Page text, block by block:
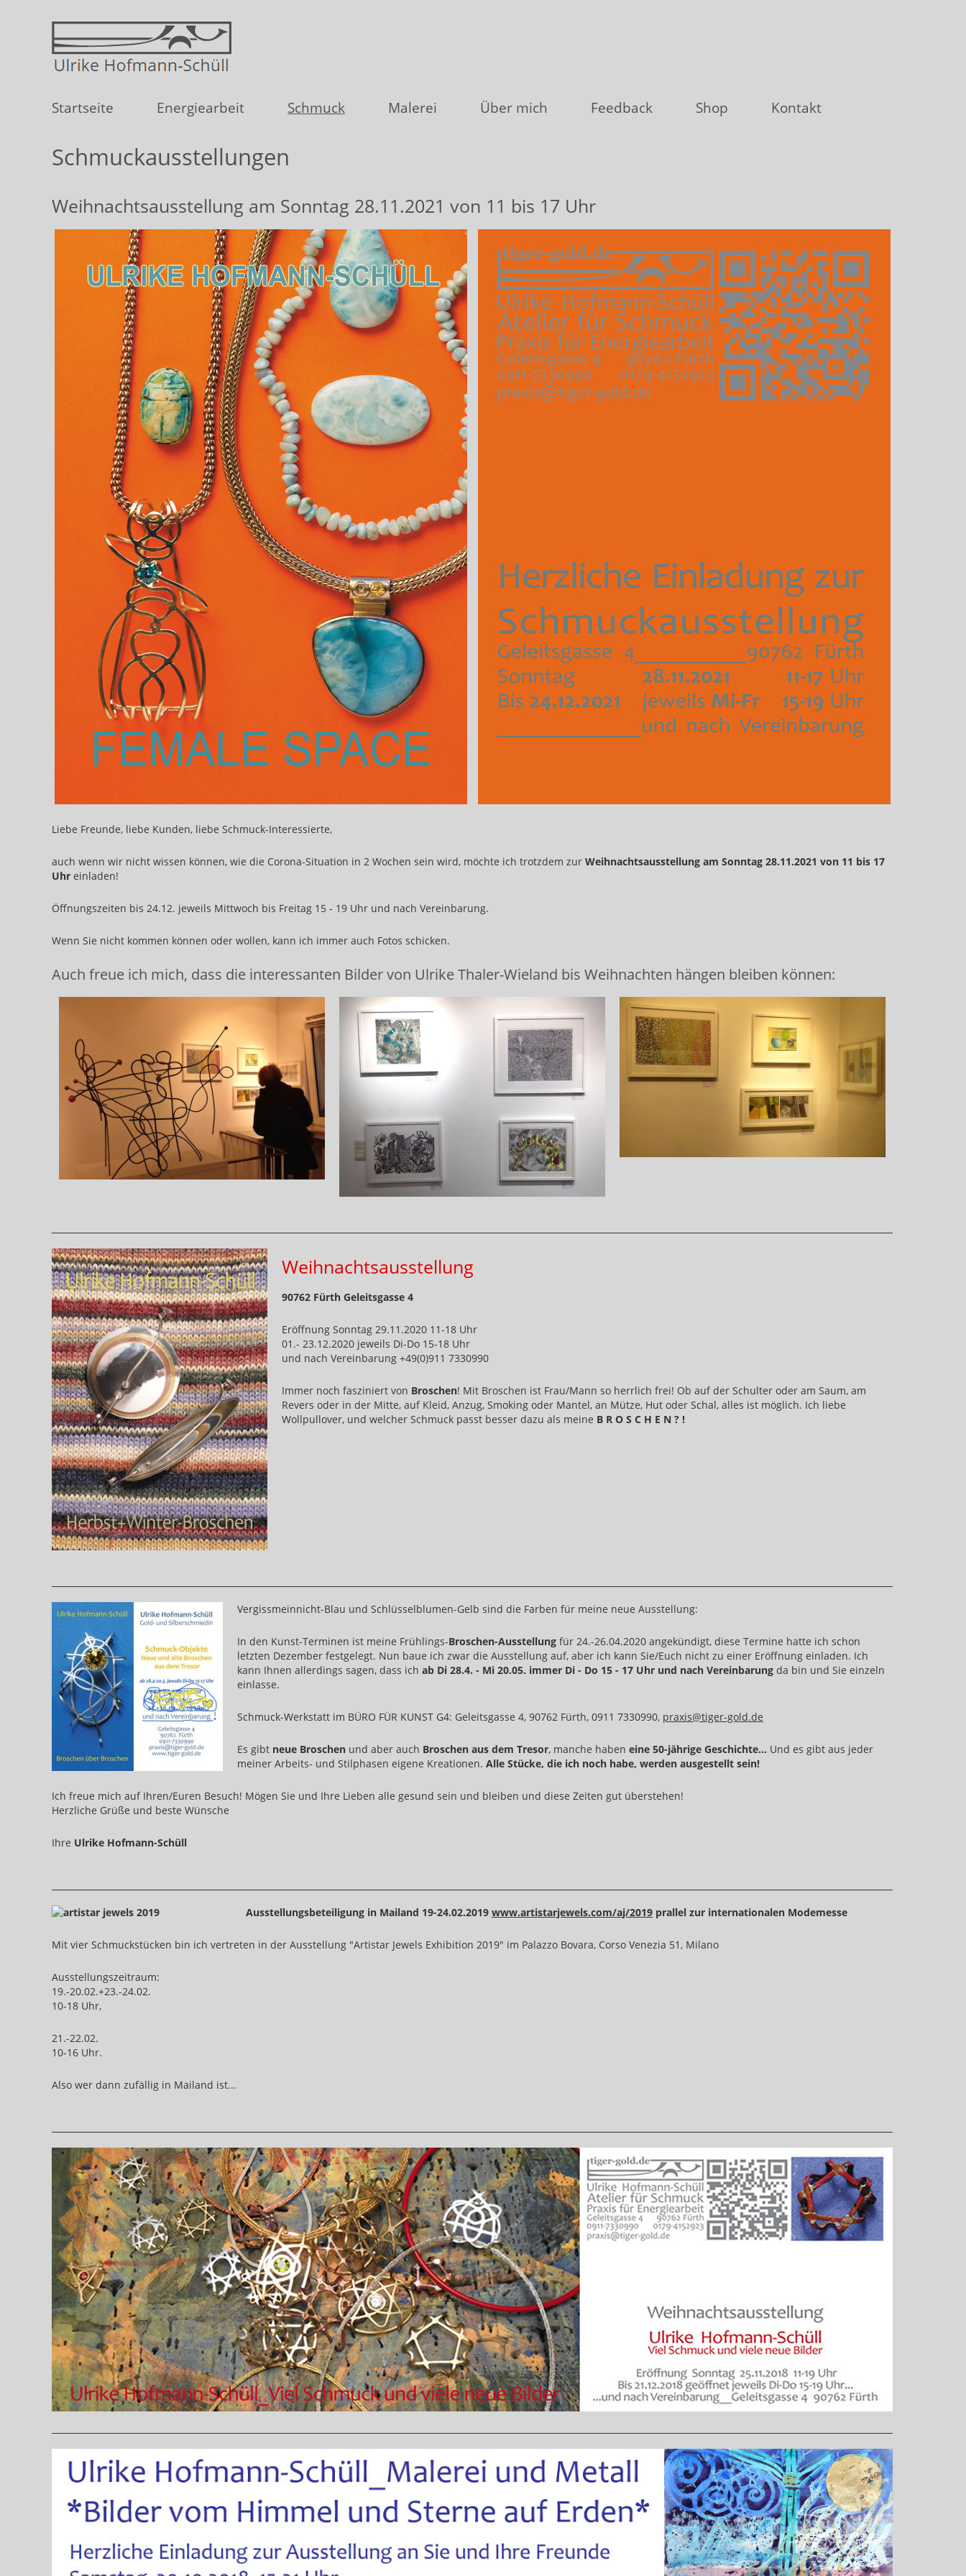
Startseite Energiearbeit Schmuck Malerei Über mich Feedback Shop Kontakt
Schmuckausstellungen
Weihnachtsausstellung am Sonntag 28.11.2021 von 11 bis 17 Uhr
Liebe Freunde, liebe Kunden, liebe Schmuck-Interessierte,
auch wenn wir nicht wissen können, wie die Corona-Situation in 2 Wochen sein wird, möchte ich trotzdem zur Weihnachtsausstellung am Sonntag 28.11.2021 von 11 bis 17
Uhr einladen!
Öffnungszeiten bis 24.12. jeweils Mittwoch bis Freitag 15 - 19 Uhr und nach Vereinbarung.
Wenn Sie nicht kommen können oder wollen, kann ich immer auch Fotos schicken.
Auch freue ich mich, dass die interessanten Bilder von Ulrike Thaler-Wieland bis Weihnachten hängen bleiben können:
Weihnachtsausstellung
90762 Fürth Geleitsgasse 4
Eröffnung Sonntag 29.11.2020 11-18 Uhr
01.- 23.12.2020 jeweils Di-Do 15-18 Uhr
und nach Vereinbarung +49(0)911 7330990
Immer noch fasziniert von Broschen! Mit Broschen ist Frau/Mann so herrlich frei! Ob auf der Schulter oder am Saum, am
Revers oder in der Mitte, auf Kleid, Anzug, Smoking oder Mantel, an Mütze, Hut oder Schal, alles ist möglich. Ich liebe
Wollpullover, und welcher Schmuck passt besser dazu als meine B R O S C H E N ? !
Vergissmeinnicht-Blau und Schlüsselblumen-Gelb sind die Farben für meine neue Ausstellung:
In den Kunst-Terminen ist meine Frühlings-Broschen-Ausstellung für 24.-26.04.2020 angekündigt, diese Termine hatte ich schon
letzten Dezember festgelegt. Nun baue ich zwar die Ausstellung auf, aber ich kann Sie/Euch nicht zu einer Eröffnung einladen. Ich
kann Ihnen allerdings sagen, dass ich ab Di 28.4. - Mi 20.05. immer Di - Do 15 - 17 Uhr und nach Vereinbarung da bin und Sie einzeln
einlasse.
Schmuck-Werkstatt im BÜRO FÜR KUNST G4: Geleitsgasse 4, 90762 Fürth, 0911 7330990, praxis@tiger-gold.de
Es gibt neue Broschen und aber auch Broschen aus dem Tresor, manche haben eine 50-jährige Geschichte... Und es gibt aus jeder
meiner Arbeits- und Stilphasen eigene Kreationen. Alle Stücke, die ich noch habe, werden ausgestellt sein!
Ich freue mich auf Ihren/Euren Besuch! Mögen Sie und Ihre Lieben alle gesund sein und bleiben und diese Zeiten gut überstehen!
Herzliche Grüße und beste Wünsche
Ihre Ulrike Hofmann-Schüll
Ausstellungsbeteiligung in Mailand 19-24.02.2019 www.artistarjewels.com/aj/2019 prallel zur internationalen Modemesse
Mit vier Schmuckstücken bin ich vertreten in der Ausstellung "Artistar Jewels Exhibition 2019" im Palazzo Bovara, Corso Venezia 51, Milano
Ausstellungszeitraum:
19.-20.02.+23.-24.02.
10-18 Uhr,
21.-22.02.
10-16 Uhr.
Also wer dann zufällig in Mailand ist...